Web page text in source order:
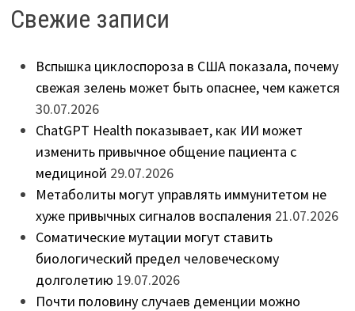
Свежие записи
Вспышка циклоспороза в США показала, почему
свежая зелень может быть опаснее, чем кажется
30.07.2026
ChatGPT Health показывает, как ИИ может
изменить привычное общение пациента с
медициной 29.07.2026
Метаболиты могут управлять иммунитетом не
хуже привычных сигналов воспаления 21.07.2026
Соматические мутации могут ставить
биологический предел человеческому
долголетию 19.07.2026
Почти половину случаев деменции можно